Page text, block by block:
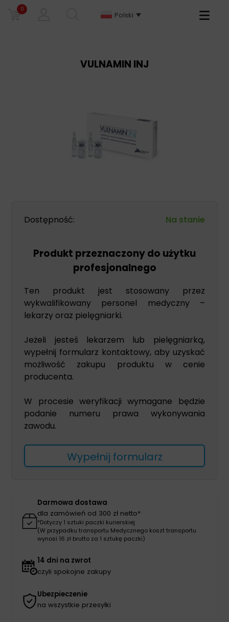
0
Polski
Primary
VULNAMIN INJ
Dostępność: Na stanie
Produkt przeznaczony do użytku
profesjonalnego
Ten produkt jest stosowany przez
wykwalifikowany personel medyczny –
lekarzy oraz pielęgniarki.
Jeżeli jesteś lekarzem lub pielęgniarką,
wypełnij formularz kontaktowy, aby uzyskać
możliwość zakupu produktu w cenie
producenta.
W procesie weryfikacji wymagane będzie
podanie numeru prawa wykonywania
zawodu.
Wypełnij formularz
Darmowa dostawa
dla zamówień od 300 zł netto*
*Dotyczy 1 sztuki paczki kurierskiej
(W przypadku transportu Medycznego koszt transportu
wynosi 16 zł brutto za 1 sztukę paczki)
14 dni na zwrot
czyli spokojne zakupy
Ubezpieczenie
na wszystkie przesyłki